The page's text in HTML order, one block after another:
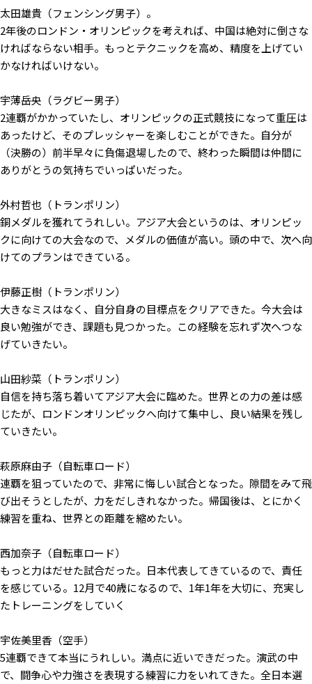
太田雄貴（フェンシング男子）。
2年後のロンドン・オリンピックを考えれば、中国は絶対に倒さな
ければならない相手。もっとテクニックを高め、精度を上げてい
かなければいけない。
宇薄岳央（ラグビー男子）
2連覇がかかっていたし、オリンピックの正式競技になって重圧は
あったけど、そのプレッシャーを楽しむことができた。自分が
（決勝の）前半早々に負傷退場したので、終わった瞬間は仲間に
ありがとうの気持ちでいっぱいだった。
外村哲也（トランポリン）
銅メダルを獲れてうれしい。アジア大会というのは、オリンピッ
クに向けての大会なので、メダルの価値が高い。頭の中で、次へ向
けてのプランはできている。
伊藤正樹（トランポリン）
大きなミスはなく、自分自身の目標点をクリアできた。今大会は
良い勉強ができ、課題も見つかった。この経験を忘れず次へつな
げていきたい。
山田紗菜（トランポリン）
自信を持ち落ち着いてアジア大会に臨めた。世界との力の差は感
じたが、ロンドンオリンピックへ向けて集中し、良い結果を残し
ていきたい。
萩原麻由子（自転車ロード）
連覇を狙っていたので、非常に悔しい試合となった。隙間をみて飛
び出そうとしたが、力をだしきれなかった。帰国後は、とにかく
練習を重ね、世界との距離を縮めたい。
西加奈子（自転車ロード）
もっと力はだせた試合だった。日本代表してきているので、責任
を感じている。12月で40歳になるので、1年1年を大切に、充実し
たトレーニングをしていく
宇佐美里香（空手）
5連覇できて本当にうれしい。満点に近いできだった。演武の中
で、闘争心や力強さを表現する練習に力をいれてきた。全日本選